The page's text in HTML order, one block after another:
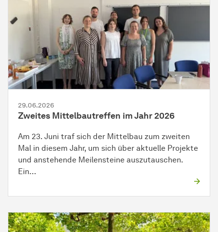
29.06.2026
Zweites Mittelbautreffen im Jahr 2026
Am 23. Juni traf sich der Mittelbau zum zweiten
Mal in diesem Jahr, um sich über aktuelle Projekte
und anstehende Meilensteine auszutauschen.
Ein…